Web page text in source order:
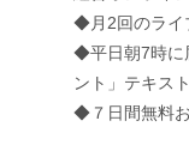
◆月2回のライ
◆平日朝7時に
ント」テキス
◆７日間無料